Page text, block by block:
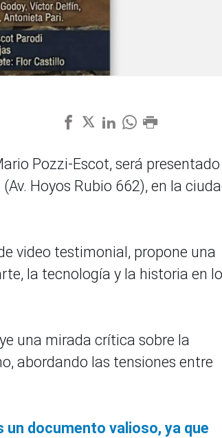
Pozzi-Escot, será presentado
Hoyos Rubio 662), en la
video testimonial, propone una
la tecnología y la historia en
una mirada crítica sobre la
abordando las tensiones entre
un documento valioso, ya que